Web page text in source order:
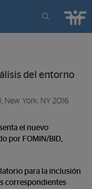
del entorno
New York, NY 2016
el nuevo
por FOMIN/BID,
para la inclusión
correspondientes